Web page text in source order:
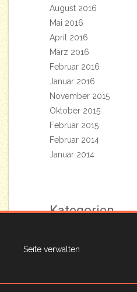
August 2016
Mai 2016
April 2016
März 2016
Februar 2016
Januar 2016
November 2015
Oktober 2015
Februar 2015
Februar 2014
Januar 2014
Kategorien
Allgemein
Travel
Seite verwalten